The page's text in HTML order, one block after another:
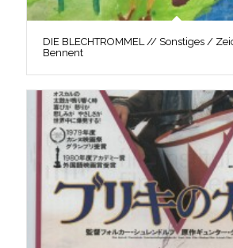
DIE BLECHTROMMEL // Sonstiges /
Bennent